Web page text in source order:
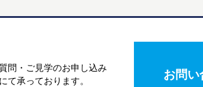
問・ご見学のお申し込み
て承っております。
お問い